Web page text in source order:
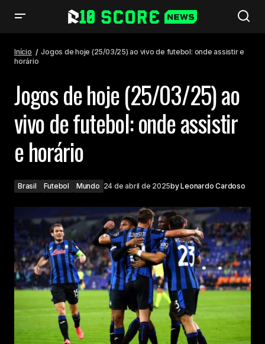
Início
Jogos de hoje (25/03/25) ao vivo de futebol: onde assistir e
horário
Jogos de hoje (25/03/25) ao
vivo de futebol: onde assistir
e horário
Brasil Futebol Mundo 24 de abril de 2025byLeonardo Cardoso